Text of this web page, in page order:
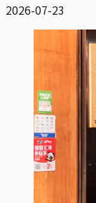
2026-07-23